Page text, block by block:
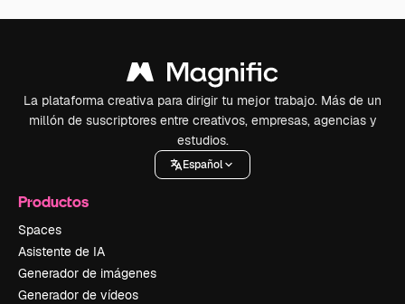
La plataforma creativa para dirigir tu mejor trabajo. Más de un
millón de suscriptores entre creativos, empresas, agencias y
estudios.
Español
Productos
Spaces
Asistente de IA
Generador de imágenes
Generador de vídeos